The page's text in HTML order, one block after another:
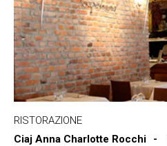
RISTORAZIONE
Ciaj Anna Charlotte Rocchi